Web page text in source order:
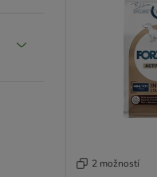
2 možností